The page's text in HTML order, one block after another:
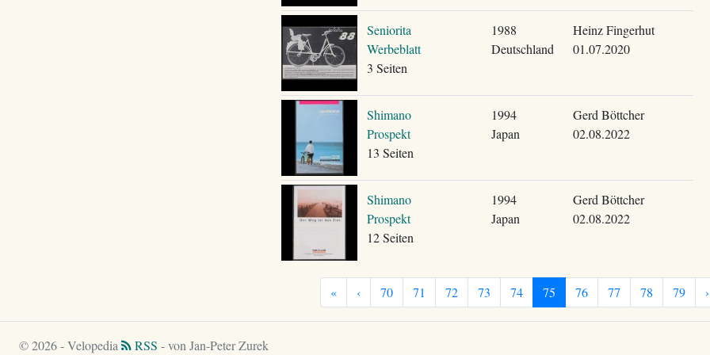
Seniorita
Werbeblatt
3 Seiten
1988
Deutschland
Heinz Fingerhut
01.07.2020
Shimano
Prospekt
13 Seiten
1994
Japan
Gerd Böttcher
02.08.2022
Shimano
Prospekt
12 Seiten
1994
Japan
Gerd Böttcher
02.08.2022
« ‹ 70 71 72 73 74 75 76 77 78 79 ›
© 2026 - Velopedia RSS - von Jan-Peter Zurek